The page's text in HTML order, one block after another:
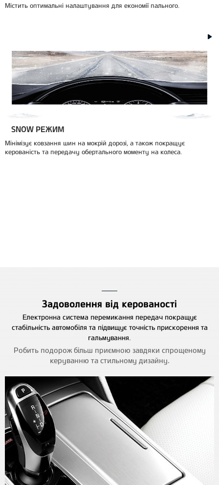
Містить оптимальні налаштування для економії пального.
SNOW РЕЖИМ
Мінімізує ковзання шин на мокрій дорозі, а також покращує
керованість та передачу обертального моменту на колеса.
Задоволення від керованості
Електронна система перемикання передач покращує
стабільність автомобіля та підвищує точність прискорення та
гальмування.
Робить подорож більш приємною завдяки спрощеному
керуванню та стильному дизайну.